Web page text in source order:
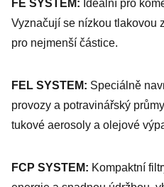
FE SYSTEM: Ideální pro
Vyznačují se nízkou tlakovou
pro nejmenší částice.
FEL SYSTEM: Speciálně
provozy a potravinářský
tukové aerosoly a olejové
FCP SYSTEM: Kompaktní